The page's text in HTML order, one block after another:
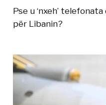
Pse u ‘nxeh’
për Libanin?